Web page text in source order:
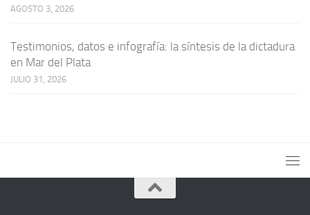
AGOSTO 3, 2026
Testimonios, datos e infografía: la síntesis de la dictadura
en Mar del Plata
JULIO 31, 2026